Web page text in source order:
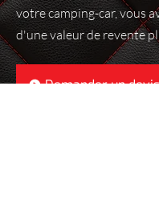
votre camping-car, vous
d'une valeur de revente
Demander un devis